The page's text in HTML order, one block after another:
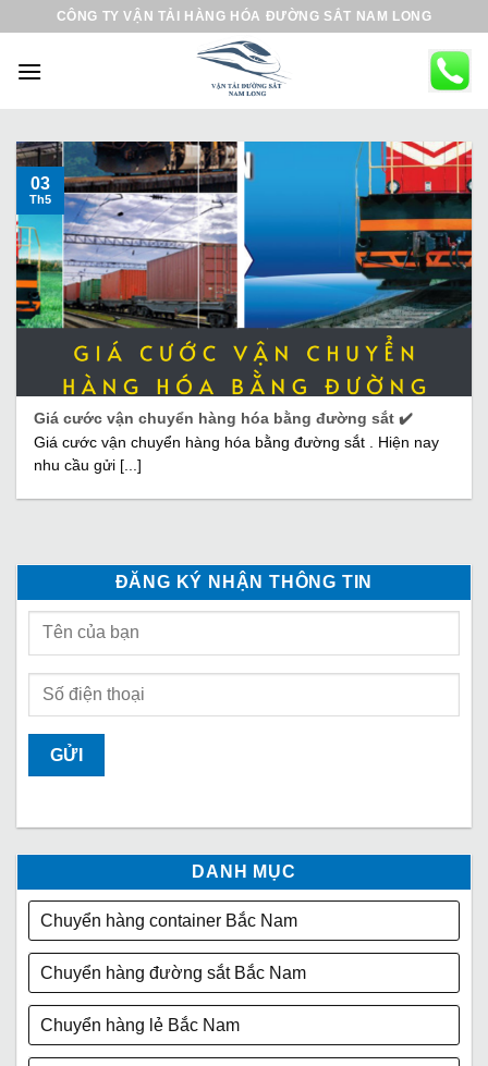
CÔNG TY VẬN TẢI HÀNG HÓA ĐƯỜNG SẮT NAM LONG
Giá cước vận chuyển hàng hóa bằng đường sắt ✔️
Giá cước vận chuyển hàng hóa bằng đường sắt . Hiện nay
nhu cầu gửi [...]
03
Th5
ĐĂNG KÝ NHẬN THÔNG TIN
DANH MỤC
Chuyển hàng container Bắc Nam
Chuyển hàng đường sắt Bắc Nam
Chuyển hàng lẻ Bắc Nam